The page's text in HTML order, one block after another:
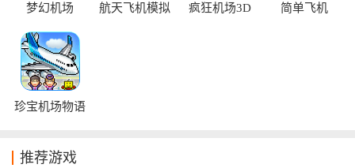
梦幻机场
航天飞机模拟
疯狂机场3D 简单飞机
珍宝机场物语
推荐游戏